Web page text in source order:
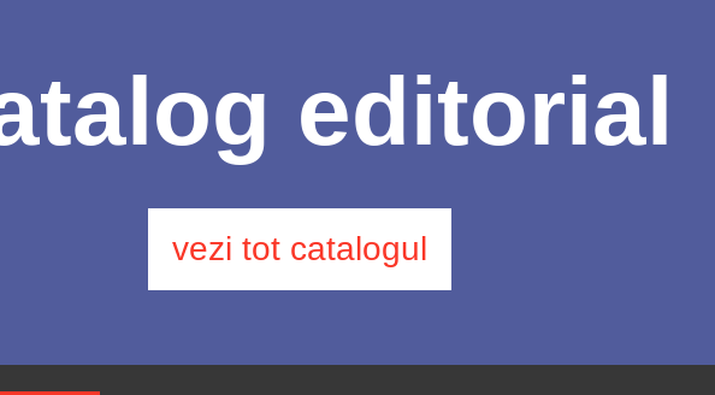
editorial
vezi tot catalogul